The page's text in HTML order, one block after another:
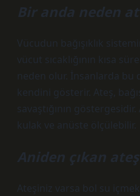
Bir anda neden
Vücudun bağışıklık
vücut sıcaklığının kısa
neden olur. İnsanlarda bu
kendini gösterir. Ateş,
savaştığının göstergesidir.
kulak ve anüste ölçülebilir.
Aniden çıkan
Ateşiniz varsa bol su içmek,